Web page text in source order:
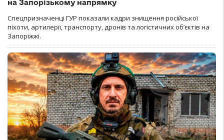
на Запорізькому напрямку
Спецпризначенці ГУР показали кадри знищення російської
піхоти, артилерії, транспорту, дронів та логістичних об’єктів на
Запоріжжі.